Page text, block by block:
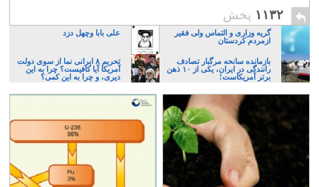
۱۱۳۲ پخش
گریه وزاری و التماس ولی فقیر
ازمردم کردستان
علی بابا وچهل دزد
بازمانده سانحه مرگبار تصادف
رانندگی در ایران، یکی از ۱۰ ذهن
برتر آمریکاست!
تحریم ۸ ایرانی نما از سوی دولت
آمریکا آیا کافیست؟ چرا به این
دیری، و چرا به این کمی؟